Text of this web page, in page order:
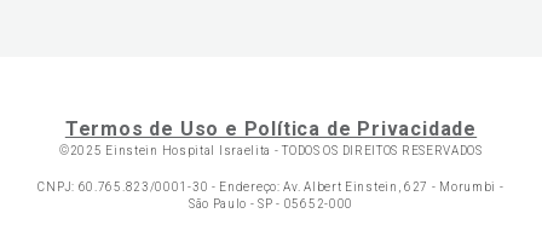
Termos de Uso e Política de Privacidade
©2025 Einstein Hospital Israelita -TODOS OS DIREITOS RESERVADOS
CNPJ: 60.765.823/0001-30 - Endereço: Av. Albert Einstein, 627 - Morumbi -
São Paulo - SP - 05652-000